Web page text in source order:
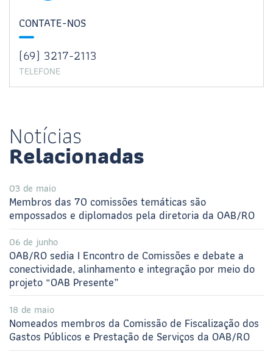
CONTATE-NOS
(69) 3217-2113
TELEFONE
Notícias
Relacionadas
03 de maio
Membros das 70 comissões temáticas são
empossados e diplomados pela diretoria da OAB/RO
06 de junho
OAB/RO sedia I Encontro de Comissões e debate a
conectividade, alinhamento e integração por meio do
projeto “OAB Presente”
18 de maio
Nomeados membros da Comissão de Fiscalização dos
Gastos Públicos e Prestação de Serviços da OAB/RO